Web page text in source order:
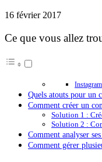
16 février 2017
Ce que vous allez
Quels atouts pour un
Comment créer un
Solution 1 :
Solution 2 :
Comment analyser
Comment gérer